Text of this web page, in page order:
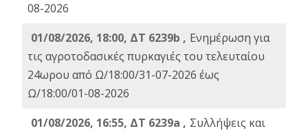
08-2026
01/08/2026, 18:00, ΔΤ 6239b , Ενημέρωση για
τις αγροτοδασικές πυρκαγιές του τελευταίου
24ωρου από Ω/18:00/31-07-2026 έως
Ω/18:00/01-08-2026
01/08/2026, 16:55, ΔΤ 6239a , Συλλήψεις και